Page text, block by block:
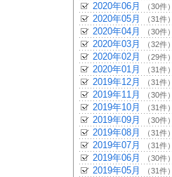
2020年06月 （30件）
2020年05月 （31件）
2020年04月 （30件）
2020年03月 （32件）
2020年02月 （29件）
2020年01月 （31件）
2019年12月 （31件）
2019年11月 （30件）
2019年10月 （31件）
2019年09月 （30件）
2019年08月 （31件）
2019年07月 （31件）
2019年06月 （30件）
2019年05月 （31件）